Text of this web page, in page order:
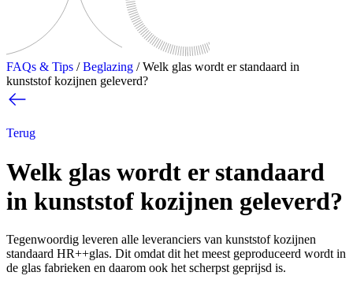
FAQs & Tips / Beglazing / Welk glas wordt er standaard in
kunststof kozijnen geleverd?
Terug
Welk glas wordt er standaard
in kunststof kozijnen geleverd?
Tegenwoordig leveren alle leveranciers van kunststof kozijnen
standaard HR++glas. Dit omdat dit het meest geproduceerd wordt in
de glas fabrieken en daarom ook het scherpst geprijsd is.